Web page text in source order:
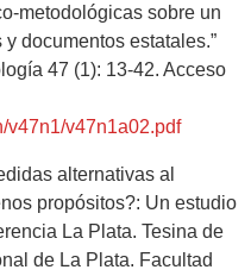
metodológicas sobre un
documentos estatales.”
47 (1): 13-42. Acceso
v47n1/v47n1a02.pdf
alternativas al
propósitos?: Un estudio
La Plata. Tesina de
de La Plata. Facultad